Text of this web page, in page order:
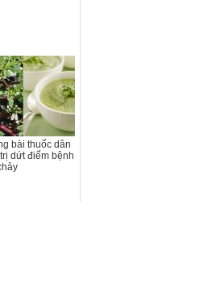
bài thuốc dân
dứt điểm bệnh